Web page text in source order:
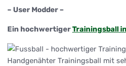
– User Modder –
Ein hochwertigerTrainingsball
Handgenähter Trainingsball mit